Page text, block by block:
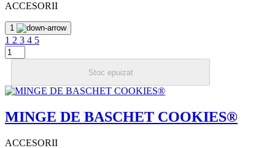
ACCESORII
1
1 2 3 4 5
Stoc epuizat
MINGE DE BASCHET COOKIES®
ACCESORII